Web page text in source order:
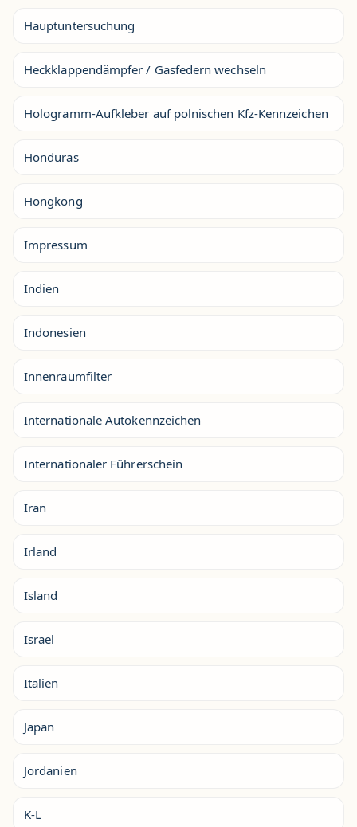
Hauptuntersuchung
Heckklappendämpfer / Gasfedern wechseln
Hologramm-Aufkleber auf polnischen Kfz-Kennzeichen
Honduras
Hongkong
Impressum
Indien
Indonesien
Innenraumfilter
Internationale Autokennzeichen
Internationaler Führerschein
Iran
Irland
Island
Israel
Italien
Japan
Jordanien
K-L